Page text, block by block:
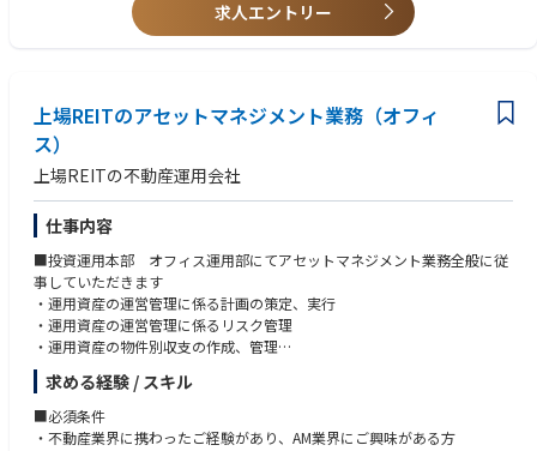
ビスに関する業務全般
☆★☆★☆★☆【野村不動産の職制について】☆★☆★☆★☆
野村不動産の基幹業務を担う総合職には、ご活躍いただきたい職務領域や
専門業務分野等の範囲に応じて、2つの職制を設けております。本求人の
募集職制につきましては、求人タイトルに表記しておりますので予めご確
認ください。
総合職（G）
あらゆる業務に従事し、高度な専門知識・スキルや創造力・企画力などを
発揮しながら革新的課題を創出し、独創的な新たな価値創造を担う人材と
なります。
＊GはGeneral（総合）の略
勤務エリア：海外含めた全拠点。転居を伴う人事異動あり
役職：課長・部長等の役職（ポスト）登用制度あり
異動：業務内容の変更・部門異動（各事業部門、コーポレート部門） あり
※野村不動産ホールディングス兼務、グループ会社への出向等を
含む
【資格】一級建築士尚可
求人エントリー
上場REITのアセットマネジメント業務（オフィ
ス）
上場REITの不動産運用会社
仕事内容
■投資運用本部 オフィス運用部にてアセットマネジメント業務全般に従
事していただきます
・運用資産の運営管理に係る計画の策定、実行
・運用資産の運営管理に係るリスク管理
・運用資産の物件別収支の作成、管理
・投資法人が保有するオフィス物件の運用管理（PM会社の管理、変更
等）
・物件における工事等の予算策定、予実管理
・物件実査、鑑定業者やER業者との折衝、調査立会い等
求める経験 / スキル
■必須条件
・不動産業界に携わったご経験があり、AM業界にご興味がある方